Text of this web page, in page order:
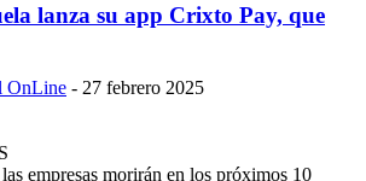
lanza su app Crixto Pay, que
OnLine - 27 febrero 2025
empresas morirán en los próximos 10